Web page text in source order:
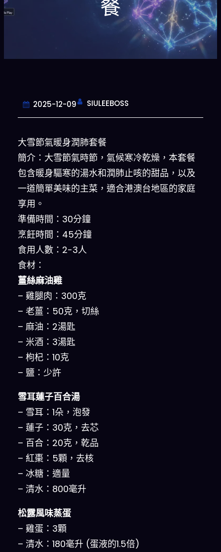
餐
2025-12-09 SIULEEBOSS
大雪節氣暖身潤肺套餐
簡介：大雪節氣時節，氣候寒冷乾燥，本套餐
包含暖身驅寒的湯水和潤肺止咳的甜品，以及
一道簡單美味的主菜，適合港澳台地區的家庭
享用。
準備時間：30分鐘
烹飪時間：45分鐘
食用人數：2-3人
食材：
薑絲麻油雞
– 雞腿肉：300克
– 老薑：50克，切絲
– 麻油：2湯匙
– 米酒：3湯匙
– 枸杞：10克
– 鹽：少許
雪耳蓮子百合湯
– 雪耳：1朵，泡發
– 蓮子：30克，去芯
– 百合：20克，乾品
– 紅棗：5顆，去核
– 冰糖：適量
– 清水：800毫升
松露風味蒸蛋
– 雞蛋：3顆
– 清水：180毫升 (蛋液的1.5倍)